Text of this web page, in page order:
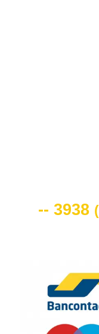
-- 3938 (